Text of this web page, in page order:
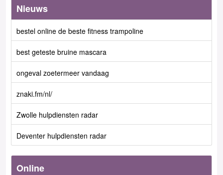
Nieuws
bestel online de beste fitness trampoline
best geteste bruine mascara
ongeval zoetermeer vandaag
znaki.fm/nl/
Zwolle hulpdiensten radar
Deventer hulpdiensten radar
Online